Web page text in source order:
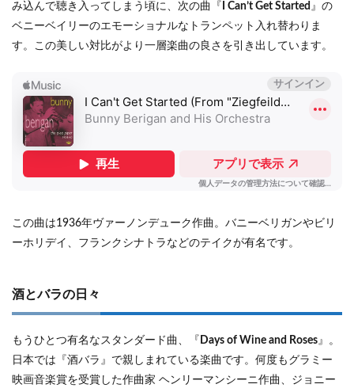
み込んで聴き入ってしまう頃に、次の曲『
I Can’t Get Started 』の
ベニーベイリーのエモーショナルなトランペット入れ替わりま
す。この美しい対比がより一層楽曲の良さを引き出しています。
この曲は1936年ヴァーノンデューク作曲。バニーベリガンやビリ
ーホリデイ、フランクシナトラなどのテイクが有名です。
酒とバラの日々
もうひとつ有名なスタンダード曲、『 Days of Wine and Roses』。
日本では『酒バラ』で親しまれている楽曲です。何度もグラミー
映画音楽賞を受賞した作曲家 ヘンリーマンシーニ作曲、ジョニー